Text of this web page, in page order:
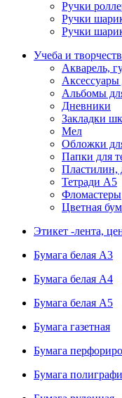
Ручки
Ручки
Ручки
Учеба и
Акварель,
Аксессуары
Альбомы
Дневники
Закладки
Мел
Обложки
Папки для
Пластилин,
Тетради А5
Фломастеры
Цветная
Этикет -лента,
Бумага белая А3
Бумага белая А4
Бумага белая А5
Бумага газетная
Бумага
Бумага